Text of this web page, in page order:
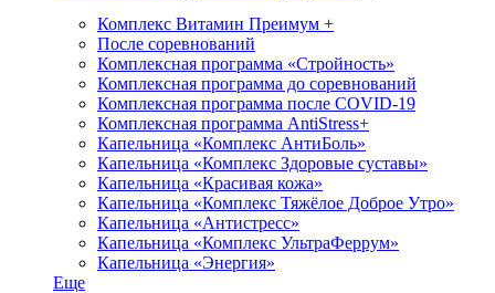
Комплекс Витамин Преимум +
После соревнований
Комплексная программа «Стройность»
Комплексная программа до соревнований
Комплексная программа после COVID-19
Комплексная программа AntiStress+
Капельница «Комплекс АнтиБоль»
Капельница «Комплекс Здоровые суставы»
Капельница «Красивая кожа»
Капельница «Комплекс Тяжёлое Доброе Утро»
Капельница «Антистресс»
Капельница «Комплекс УльтраФеррум»
Капельница «Энергия»
Еще